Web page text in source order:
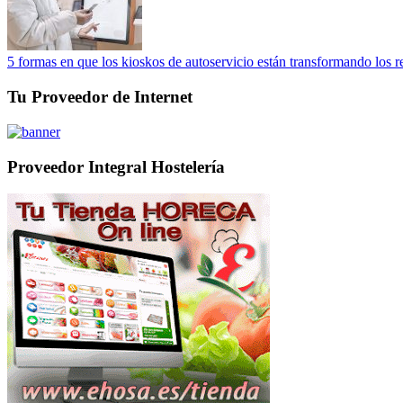
5 formas en que los kioskos de autoservicio están transformando los
Tu Proveedor de Internet
Proveedor Integral Hostelería